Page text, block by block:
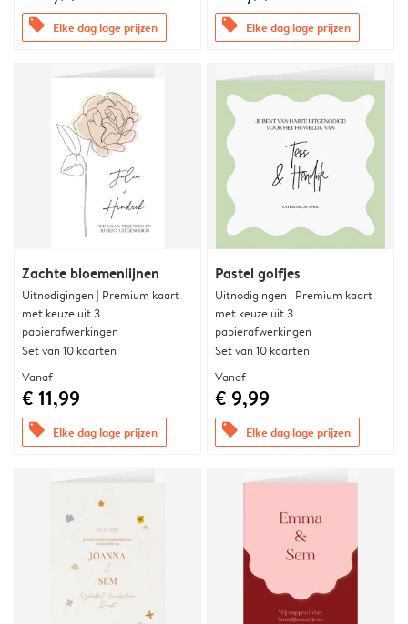
offers Elke dag lage prijzen offers Elke dag lage prijzen
Zachte bloemenlijnen
Uitnodigingen | Premium kaart
met keuze uit 3
papierafwerkingen
Set van 10 kaarten
Vanaf
€ 11,99
offers Elke dag lage prijzen
Pastel golfjes
Uitnodigingen | Premium kaart
met keuze uit 3
papierafwerkingen
Set van 10 kaarten
Vanaf
€ 9,99
offers Elke dag lage prijzen